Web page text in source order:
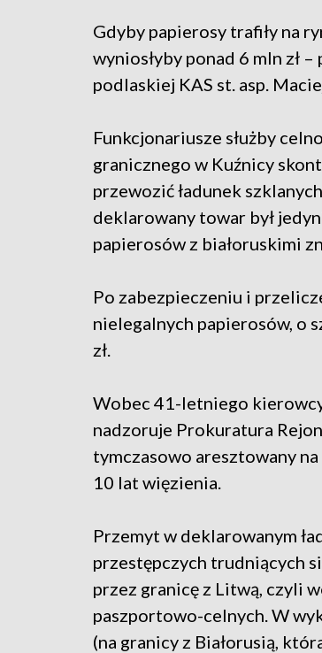
Gdyby papierosy trafiły na
wyniosłyby ponad 6 mln zł
podlaskiej KAS st. asp.
Funkcjonariusze służby
granicznego w Kuźnicy
przewozić ładunek
deklarowany towar był
papierosów z białoruskimi
Po zabezpieczeniu i
nielegalnych papierosów, o
zł.
Wobec 41-letniego
nadzoruje Prokuratura
tymczasowo aresztowany
10 lat więzienia.
Przemyt w deklarowanym
przestępczych trudniących
przez granicę z Litwą, czyli
paszportowo-celnych. W
(na granicy z Białorusią,